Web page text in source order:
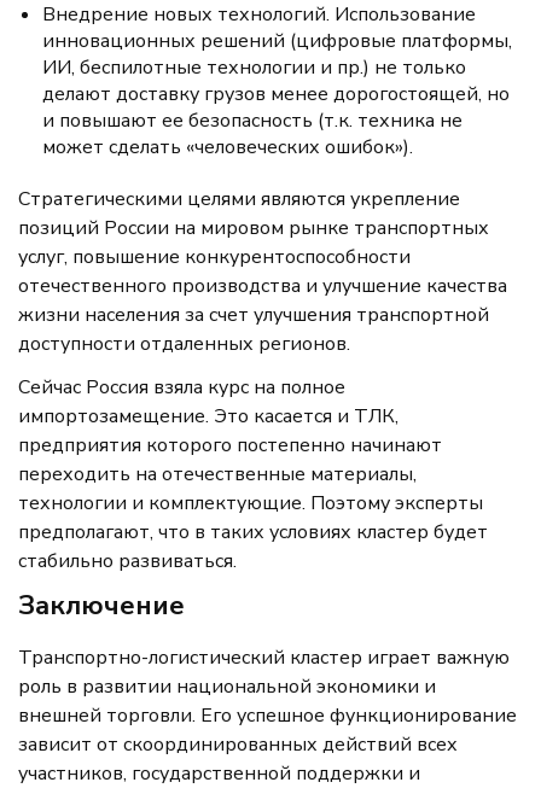
Внедрение новых технологий. Использование
инновационных решений (цифровые платформы,
ИИ, беспилотные технологии и пр.) не только
делают доставку грузов менее дорогостоящей, но
и повышают ее безопасность (т.к. техника не
может сделать «человеческих ошибок»).
Стратегическими целями являются укрепление
позиций России на мировом рынке транспортных
услуг, повышение конкурентоспособности
отечественного производства и улучшение качества
жизни населения за счет улучшения транспортной
доступности отдаленных регионов.
Сейчас Россия взяла курс на полное
импортозамещение. Это касается и ТЛК,
предприятия которого постепенно начинают
переходить на отечественные материалы,
технологии и комплектующие. Поэтому эксперты
предполагают, что в таких условиях кластер будет
стабильно развиваться.
Заключение
Транспортно-логистический кластер играет важную
роль в развитии национальной экономики и
внешней торговли. Его успешное функционирование
зависит от скоординированных действий всех
участников, государственной поддержки и